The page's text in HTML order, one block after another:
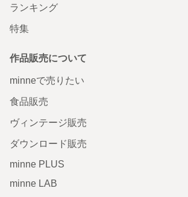
ランキング
特集
作品販売について
minneで売りたい
食品販売
ヴィンテージ販売
ダウンロード販売
minne PLUS
minne LAB